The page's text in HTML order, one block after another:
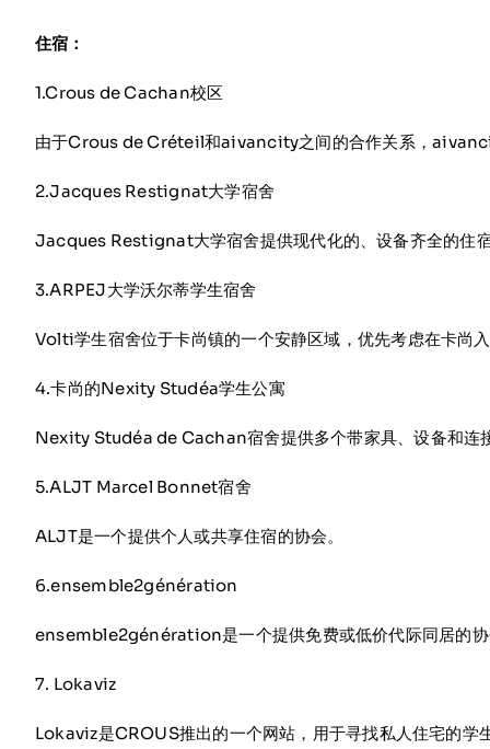
住宿：
1.Crous de Cachan校区
由于Crous de Créteil和aivancity之间的合作关系，
2.Jacques Restignat大学宿舍
Jacques Restignat大学宿舍提供现代化的、设备齐全的
3.ARPEJ大学沃尔蒂学生宿舍
Volti学生宿舍位于卡尚镇的一个安静区域，优先考虑在卡尚
4.卡尚的Nexity Studéa学生公寓
Nexity Studéa de Cachan宿舍提供多个带家具、设备和连
5.ALJT Marcel Bonnet宿舍
ALJT是一个提供个人或共享住宿的协会。
6.ensemble2génération
ensemble2génération是一个提供免费或低价代际同居的协
7. Lokaviz
Lokaviz是CROUS推出的一个网站，用于寻找私人住宅的学